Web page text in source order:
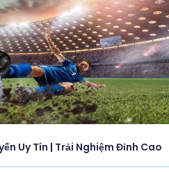
Uy Tín | Trải Nghiệm Đỉnh Cao